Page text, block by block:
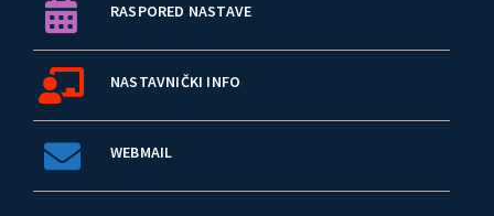
RASPORED NASTAVE
NASTAVNIČKI INFO
WEBMAIL